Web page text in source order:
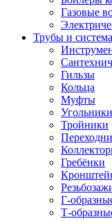
Газовые
Трубы и
Гильзы
Кольца
Муфты
Угольники
Тройники
Гребёнки
Г-
Т-